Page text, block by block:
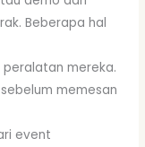
Beberapa hal
mereka.
memesan
event